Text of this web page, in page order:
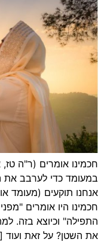
חכמינו אומרים (ר"ה
במעומד כדי לערבב
אנחנו תוקעים (מעומד
חכמינו היו אומרים
התפילה" וכיוצא בזה.
את השטן? על זאת